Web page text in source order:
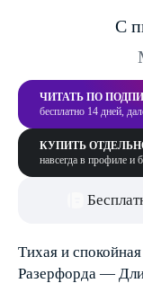
С
ЧИТАТЬ ПО
бесплатно 14 дней,
КУПИТЬ
навсегда в профиле и
Тихая и
Разерфорда —